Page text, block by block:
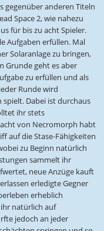
gegenüber anderen Titeln
Space 2, wie nahezu
für bis zu acht Spieler.
Aufgaben erfüllen. Mal
Solaranlage zu bringen,
Grunde geht es aber
zu erfüllen und als
Runde wird
spielt. Dabei ist durchaus
ihr stets
von Necromorph habt
auf die Stase-Fähigkeiten
zu Beginn natürlich
sammelt ihr
neue Anzüge kauft
erledigte Gegner
erheblich
natürlich auf
jedoch an jeder